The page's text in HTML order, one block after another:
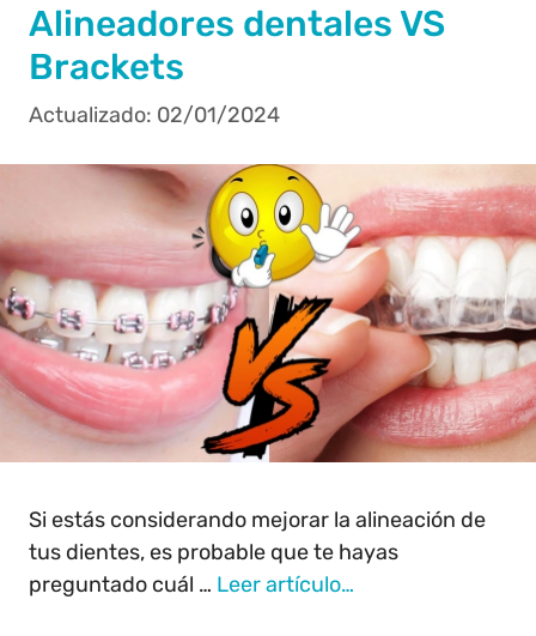
Alineadores dentales VS
Brackets
02/01/2024
Si estás considerando mejorar la alineación de
tus dientes, es probable que te hayas
preguntado cuál … Leer artículo…